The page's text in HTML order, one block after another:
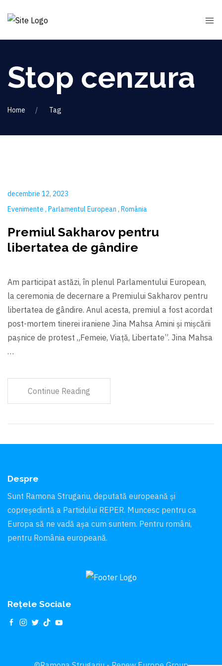
Stop cenzura
Home Tag
decembrie 12, 2023
Evenimente Parlamentul European România
Premiul Sakharov pentru
libertatea de gândire
Am participat astăzi, în plenul Parlamentului European,
la ceremonia de decernare a Premiului Sakharov pentru
libertatea de gândire. Anul acesta, premiul a fost acordat
post-mortem tinerei iraniene Jina Mahsa Amini și mișcării
pașnice de protest „Femeie, Viață, Libertate”. Jina Mahsa
…
Continue Reading
Despre
Sunt Ramona Strugariu, deputată europeană și
copreședintă a Partidului REPER. Muncesc pentru ca
Europa să ne vadă aşa cum suntem. Pentru români,
pentru România europeană.
Rețele Sociale